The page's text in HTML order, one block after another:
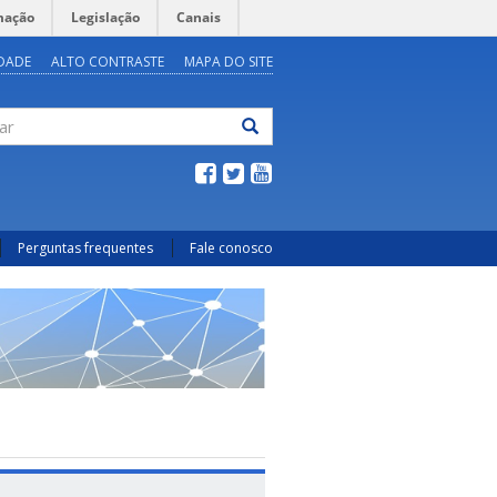
Legislação Canais
ALTO CONTRASTE MAPA DO SITE
Perguntas frequentes Fale conosco